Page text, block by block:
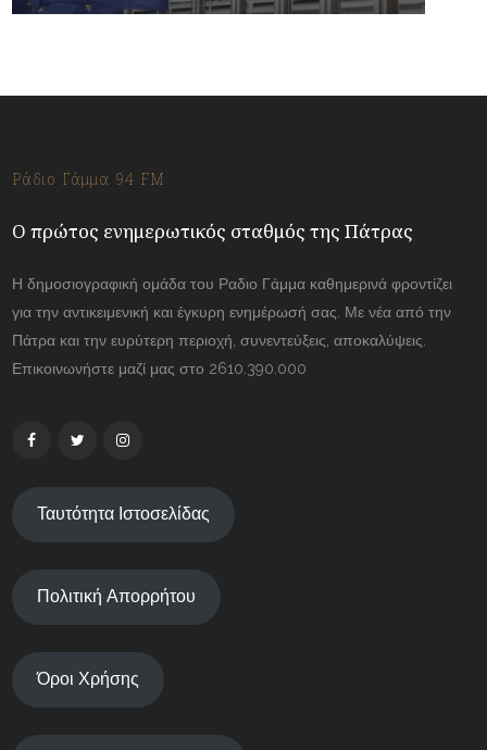
Ράδιο Γάμμα 94 FM
Ο πρώτος ενημερωτικός σταθμός της Πάτρας
Η δημοσιογραφική ομάδα του Ραδιο Γάμμα καθημερινά φροντίζει
για την αντικειμενική και έγκυρη ενημέρωσή σας. Με νέα από την
Πάτρα και την ευρύτερη περιοχή, συνεντεύξεις, αποκαλύψεις.
Επικοινωνήστε μαζί μας στο 2610.390.000
Ταυτότητα Ιστοσελίδας
Πολιτική Απορρήτου
Όροι Χρήσης